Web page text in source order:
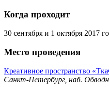
Когда проходит
30 сентября и 1 октября 2017
Место проведения
Креативное пространство
Санкт-Петербург, наб.